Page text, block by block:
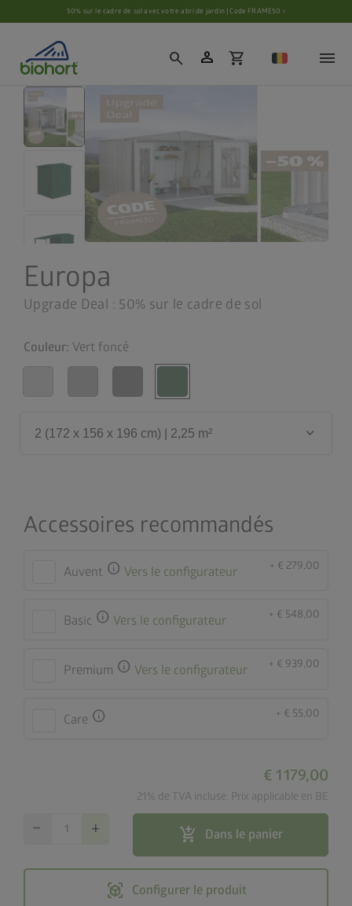
Paramètres des cookies50% sur le cadre de sol avec votre abri de jardin | Code FRAME50 ›
search person shopping_cart
Europa
Upgrade Deal : 50% sur le cadre de sol
Couleur: Vert foncé
2 (172 x 156 x 196 cm) | 2,25 m² keyboard_arrow_down
Accessoires recommandés
Auvent info Vers le configurateur + € 279,00
Basic info Vers le configurateur + € 548,00
Premium info Vers le configurateur + € 939,00
Care info + € 55,00
€ 1 179,00
21% de TVA incluse. Prix applicable en BE
remove add add_shopping_cart Dans le panier
view_in_ar Configurer le produit